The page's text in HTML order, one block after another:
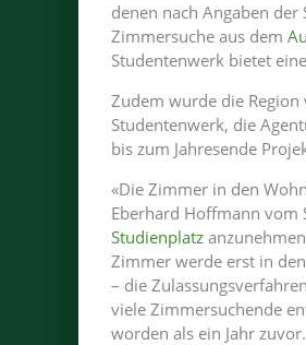
denen nach Angaben
Zimmersuche aus dem
Studentenwerk bietet
Zudem wurde die
Studentenwerk, die
bis zum Jahresende
«Die Zimmer in den
Eberhard Hoffmann vom
Studienplatz
Zimmer werde erst in
– die
viele Zimmersuchende
worden als ein Jahr zuvor.